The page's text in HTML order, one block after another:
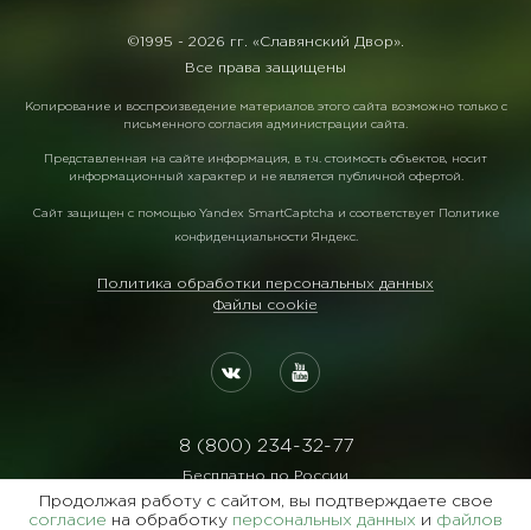
©1995 - 2026 гг. «Славянский Двор».
Все права защищены
Копирование и воспроизведение материалов этого сайта возможно только с
письменного согласия администрации сайта.
Представленная на сайте информация, в т.ч. стоимость объектов, носит
информационный характер и не является публичной офертой.
Сайт защищен с помощью Yandex SmartCaptcha и соответствует Политике
конфиденциальности Яндекс.
Политика обработки персональных данных
Файлы cookie
8 (800) 234-32-77
Бесплатно по России
Реквизиты:
Продолжая работу с сайтом, вы подтверждаете свое
согласие на обработку персональных данных и файлов